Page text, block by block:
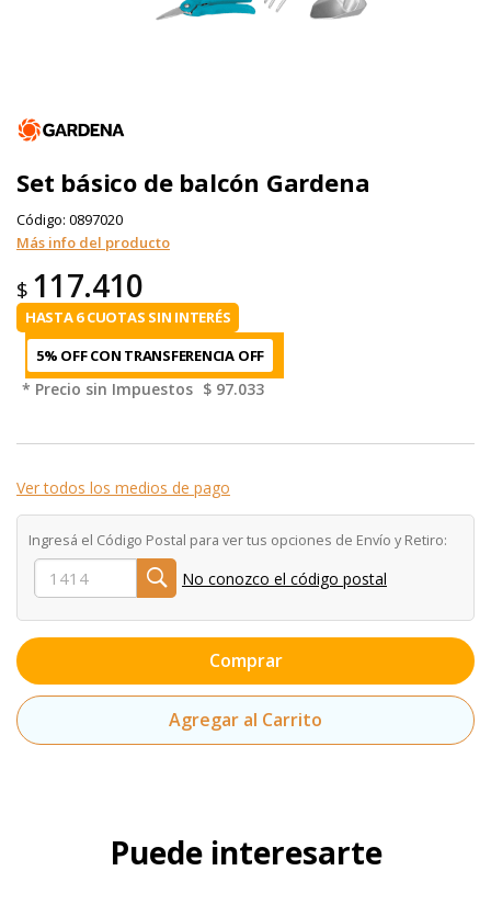
Set básico de balcón Gardena
Código: 0897020
Más info del producto
$ 117.410
HASTA 6 CUOTAS SIN INTERÉS
5% OFF CON TRANSFERENCIA
* Precio sin Impuestos $ 97.033
Ver todos los medios de pago
Ingresá el Código Postal para ver tus opciones de Envío y Retiro:
No conozco el código postal
Comprar
Agregar al Carrito
Puede interesarte